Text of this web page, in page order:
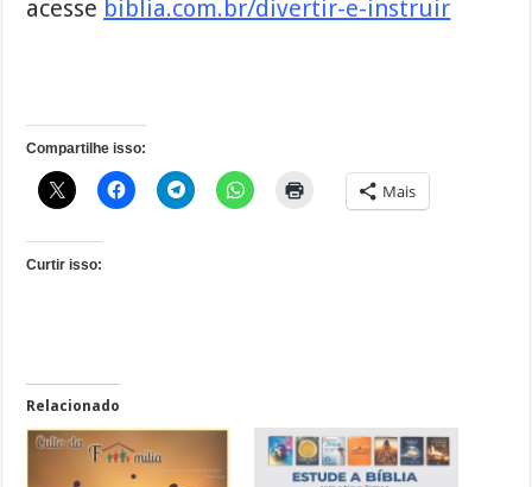
acesse biblia.com.br/divertir-e-instruir
Compartilhe isso:
Mais
Curtir isso:
Relacionado